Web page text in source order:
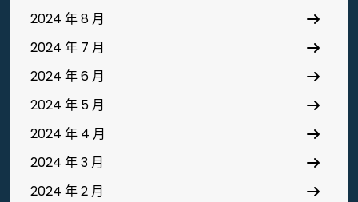
2024 年 8 月
2024 年 7 月
2024 年 6 月
2024 年 5 月
2024 年 4 月
2024 年 3 月
2024 年 2 月